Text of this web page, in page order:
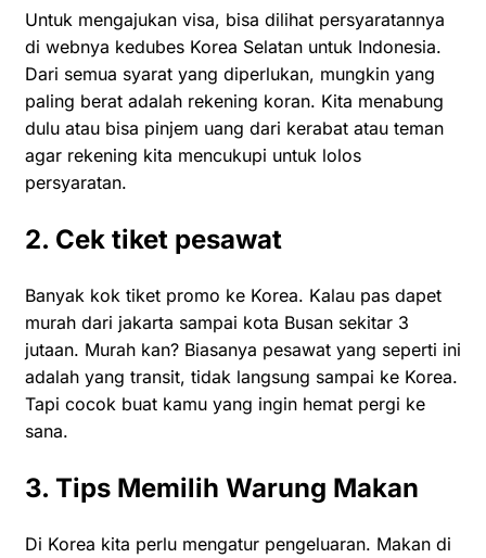
Untuk mengajukan visa, bisa dilihat persyaratannya
di webnya kedubes Korea Selatan untuk Indonesia.
Dari semua syarat yang diperlukan, mungkin yang
paling berat adalah rekening koran. Kita menabung
dulu atau bisa pinjem uang dari kerabat atau teman
agar rekening kita mencukupi untuk lolos
persyaratan.
2. Cek tiket pesawat
Banyak kok tiket promo ke Korea. Kalau pas dapet
murah dari jakarta sampai kota Busan sekitar 3
jutaan. Murah kan? Biasanya pesawat yang seperti ini
adalah yang transit, tidak langsung sampai ke Korea.
Tapi cocok buat kamu yang ingin hemat pergi ke
sana.
3. Tips Memilih Warung Makan
Di Korea kita perlu mengatur pengeluaran. Makan di